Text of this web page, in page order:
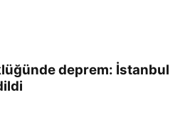
deprem: İstanbul